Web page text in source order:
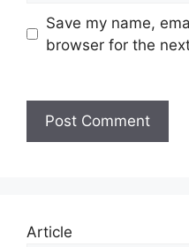
Save my name,
browser for the
Article